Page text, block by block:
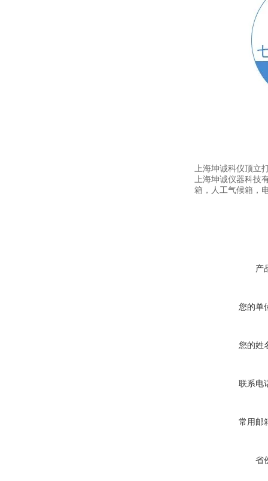
上海坤诚科仪顶立
上海坤诚仪器科技
箱，人工气候箱，
产
您的单
您的姓
联系电
常用邮
省